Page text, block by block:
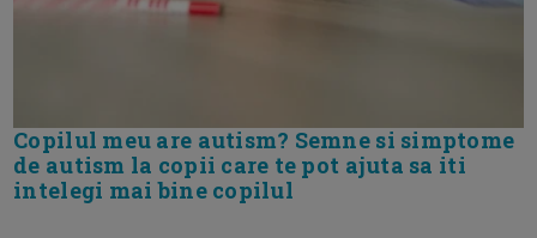
Copilul meu are autism? Semne si simptome
de autism la copii care te pot ajuta sa iti
intelegi mai bine copilul